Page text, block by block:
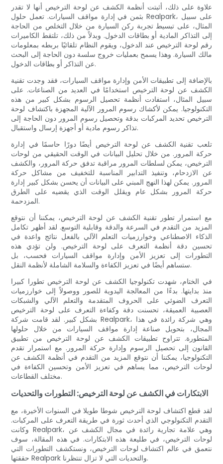
علاوة على ذلك، أثبتت أنظمة الكشف عن لوحة الترخيص أنها لا تقدر
بثمن في إدارة مواقف السيارات. تعمل حلول Realpark، على سبيل
المثال، على تبسيط تجربة ركن السيارة من خلال التخلص من الحاجة
إلى التذاكر المادية أو بطاقات الدخول. وبدلاً من ذلك، تلتقط الكاميرات
رقم لوحة الترخيص عند الدخول، ويقوم النظام تلقائيًا بربطه بمعلومات
مالك السيارة. وهذا يسمح بعمليات خروج سلسة دون الحاجة إلى البحث
عن التذاكر أو بطاقات الدخول.
بالإضافة إلى تطبيقات الأمن وإدارة مواقف السيارات، فقد وجدت تقنية
الكشف عن لوحة الترخيص استخدامًا في العديد من الصناعات. على
سبيل المثال، استفادت أنظمة تحصيل الرسوم بشكل كبير من هذه
التكنولوجيا. يمكن لأكشاك رسوم المرور الآلية المجهزة باكتشاف لوحة
الترخيص تحديد المركبات بدقة وتحصيل رسوم المرور دون الحاجة إلى
تذاكر رسوم مادية أو أجهزة إرسال واستقبال.
تلعب تقنية الكشف عن لوحة الترخيص أيضًا دورًا حاسمًا في إدارة
حركة المرور. من خلال تحليل البيانات في الوقت الحقيقي من لوحات
الترخيص، يمكن لسلطات المرور مراقبة تدفق حركة المرور، والكشف
عن الازدحام، وتنفيذ التدابير المناسبة للتخفيف من مشاكل حركة
المرور. يمكن لهذا النهج المبني على البيانات أن يحسن بشكل كبير إدارة
حركة المرور بشكل عام ويقلل الوقت الذي يقضيه على الطرق
المزدحمة.
مع استمرار تطور تقنية الكشف عن لوحة الترخيص، يمكننا أن نتوقع
المزيد من التقدم في السرعة والدقة وقابلية التوسع. لقد أظهر تكامل
الذكاء الاصطناعي وخوارزميات التعلم الآلي بالفعل نتائج واعدة في
تحسين دقة أنظمة التعرف على لوحة الترخيص. ولن تؤدي هذه
التطورات إلى تعزيز الأمن وإدارة مواقف السيارات فحسب، بل
ستساهم أيضًا في تعزيز الكفاءة والسلامة الشاملة لأنظمة النقل.
في الختام، شهدت تكنولوجيا الكشف عن لوحة الترخيص تطورا كبيرا
منذ بدايتها. بدءًا من المعالجة اليدوية للصور ووصولاً إلى خوارزميات
التعرف الضوئي على الحروف المتقدمة والتعلم الآلي والشبكات
العصبية العميقة، تحسنت دقة وكفاءة التعرف على لوحة الترخيص
بشكل كبير. لقد قامت شركة Realpark، وهي شركة رائدة في هذا
المجال، بتحويل صناعة إدارة مواقف السيارات من خلال حلولها
المتطورة. تتراوح تطبيقات الكشف عن لوحة الترخيص من تطبيق
القانون إلى تحصيل الرسوم وإدارة حركة المرور. مع استمرار تقدم
التكنولوجيا، يمكننا أن نتوقع المزيد من التقدم في أنظمة الكشف عن
لوحات الترخيص، مما يساهم في تعزيز الأمن وتحسين الكفاءة في
مختلف القطاعات.
الابتكارات في الكشف عن لوحة الترخيص: التطورات والتحديات
لقد قطع اكتشاف لوحة الترخيص شوطا طويلا في السنوات الأخيرة، مع
التقدم التكنولوجي الذي أحدث ثورة في طريقة التعرف على المركبات.
وكانت Realpark، وهي علامة تجارية رائدة في مجال الكشف عن
لوحات الترخيص، في طليعة هذه الابتكارات. في هذه المقالة، سوف
نتعمق في عالم اكتشاف لوحات الترخيص، ونستكشف التطورات التي
حققتها Realpark والتحديات التي لا تزال تنتظرنا.